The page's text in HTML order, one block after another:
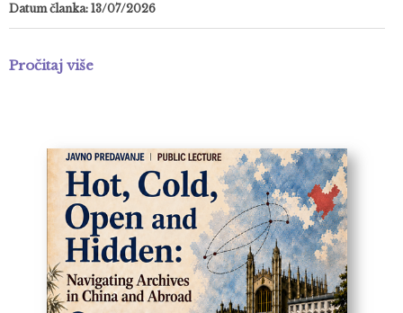
Datum članka: 13/07/2026
Pročitaj više